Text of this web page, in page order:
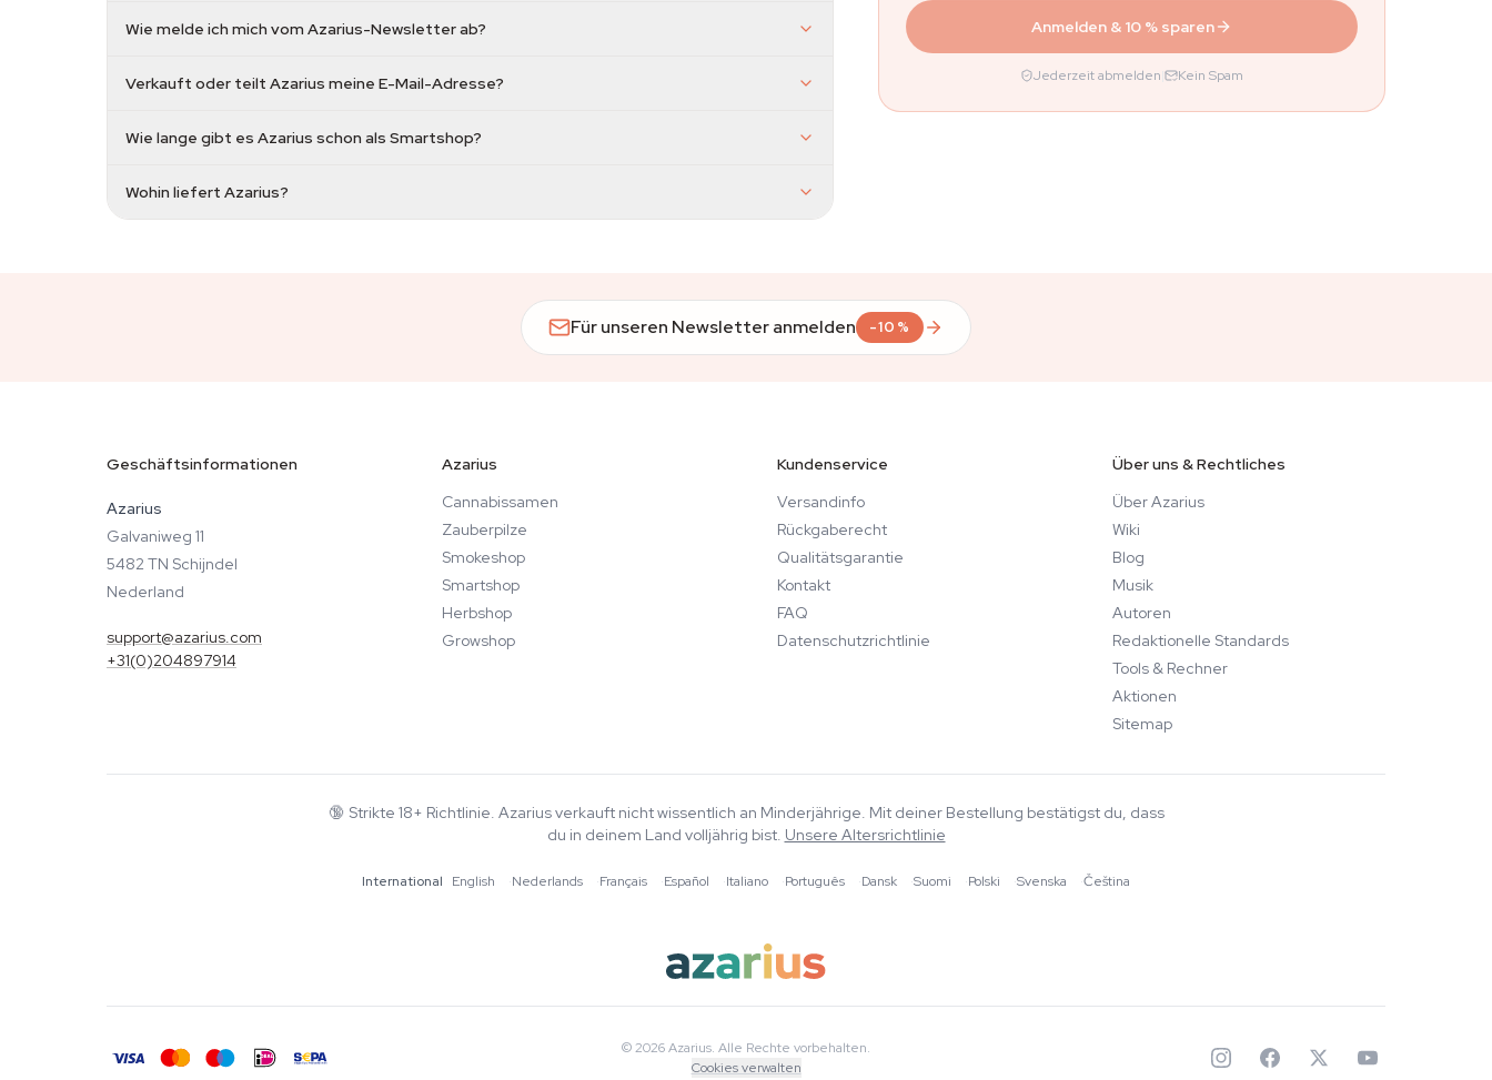
Wie melde ich mich vom Azarius-Newsletter ab?
Verkauft oder teilt Azarius meine E-Mail-Adresse?
Wie lange gibt es Azarius schon als Smartshop?
Wohin liefert Azarius?
Anmelden & 10 % sparen
Jederzeit abmelden | Kein Spam
Für unseren Newsletter anmelden -10%
Geschäftsinformationen
Azarius
Galvaniweg 11
5482 TN Schijndel
Nederland
support@azarius.com
+31(0)204897914
Azarius
Cannabissamen
Zauberpilze
Smokeshop
Smartshop
Herbshop
Growshop
Kundenservice
Versandinfo
Rückgaberecht
Qualitätsgarantie
Kontakt
FAQ
Datenschutzrichtlinie
Über uns & Rechtliches
Über Azarius
Wiki
Blog
Musik
Autoren
Redaktionelle Standards
Tools & Rechner
Aktionen
Sitemap
🔞 Strikte 18+ Richtlinie. Azarius verkauft nicht wissentlich an Minderjährige. Mit deiner Bestellung bestätigst du, dass
du in deinem Land volljährig bist. Unsere Altersrichtlinie
International English ·Nederlands ·Français ·Español ·Italiano ·Português ·Dansk ·Suomi ·Polski ·Svenska ·Čeština
© 2026 Azarius. Alle Rechte vorbehalten.
Cookies verwalten
✦